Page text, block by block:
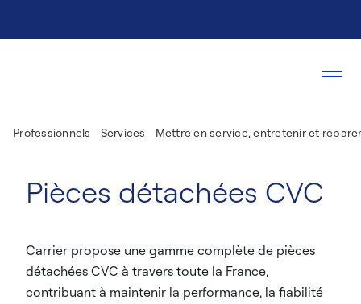
Professionnels Services Mettre en service, entretenir et
Pièces détachées CVC
Carrier propose une gamme complète de pièces
détachées CVC à travers toute la France,
contribuant à maintenir la performance, la fiabilité